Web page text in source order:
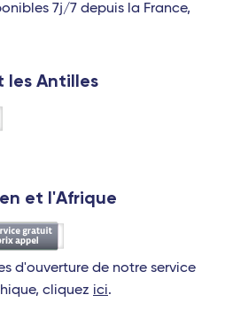
7j/7 depuis la France,
les Antilles
et l'Afrique
d'ouverture de notre service
cliquez ici.